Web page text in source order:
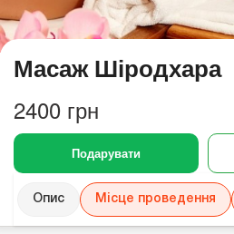
Масаж Шіродхара
2400 грн
Подарувати
Опис Місце проведення